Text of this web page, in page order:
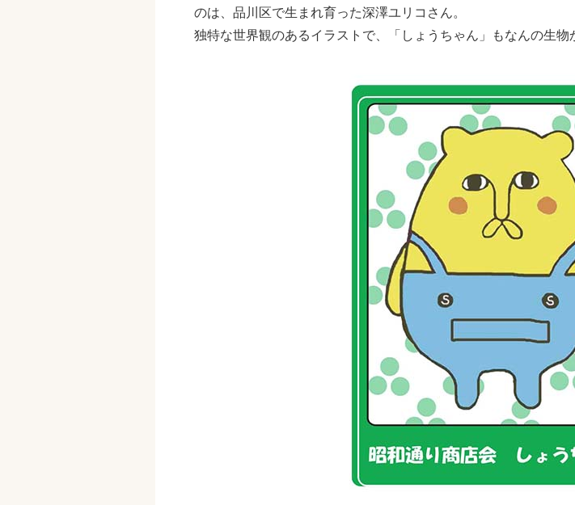
のは、品川区で生まれ育った深澤ユリコさん。
独特な世界観のあるイラストで、「しょうちゃん」もなんの生